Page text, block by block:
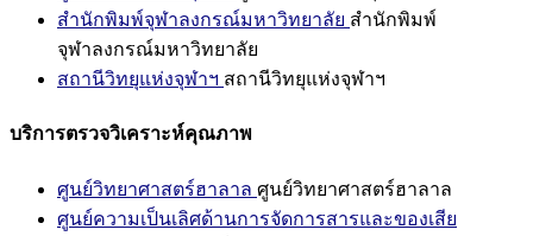
สำนักพิมพ์จุฬาลงกรณ์มหาวิทยาลัย สำนักพิมพ์
จุฬาลงกรณ์มหาวิทยาลัย
สถานีวิทยุแห่งจุฬาฯ สถานีวิทยุแห่งจุฬาฯ
บริการตรวจวิเคราะห์คุณภาพ
ศูนย์วิทยาศาสตร์ฮาลาล ศูนย์วิทยาศาสตร์ฮาลาล
ศูนย์ความเป็นเลิศด้านการจัดการสารและของเสีย